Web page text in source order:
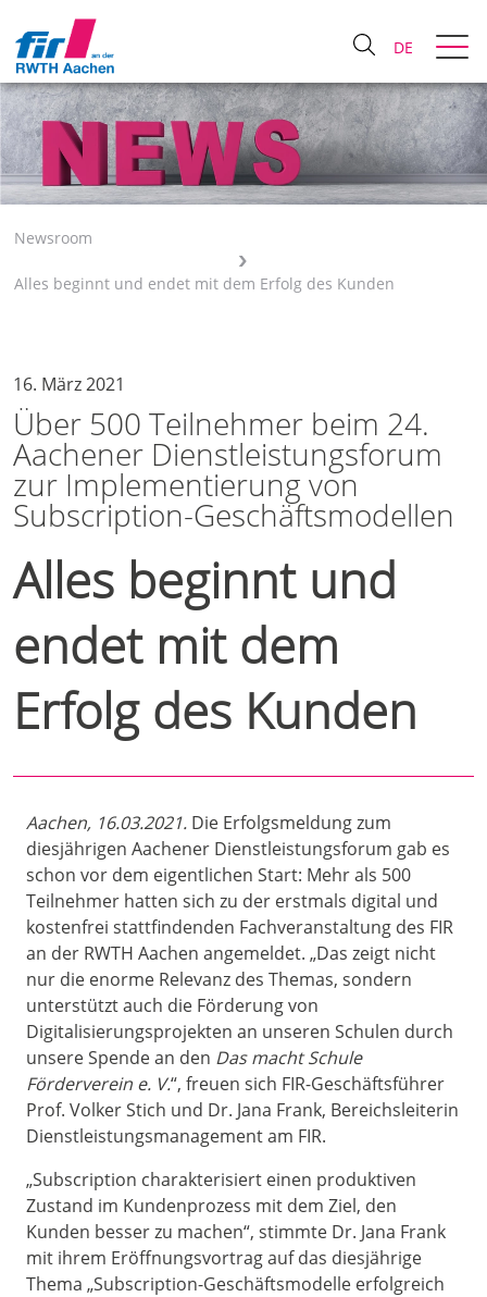
DE
Newsroom
Alles beginnt und endet mit dem Erfolg des Kunden
16. März 2021
Über 500 Teilnehmer beim 24.
Aachener Dienstleistungsforum
zur Implementierung von
Subscription-Geschäftsmodellen
Alles beginnt und
endet mit dem
Erfolg des Kunden
Aachen, 16.03.2021. Die Erfolgsmeldung zum
diesjährigen Aachener Dienstleistungsforum gab es
schon vor dem eigentlichen Start: Mehr als 500
Teilnehmer hatten sich zu der erstmals digital und
kostenfrei stattfindenden Fachveranstaltung des FIR
an der RWTH Aachen angemeldet. „Das zeigt nicht
nur die enorme Relevanz des Themas, sondern
unterstützt auch die Förderung von
Digitalisierungsprojekten an unseren Schulen durch
unsere Spende an den Das macht Schule
Förderverein e. V.“, freuen sich FIR-Geschäftsführer
Prof. Volker Stich und Dr. Jana Frank, Bereichsleiterin
Dienstleistungsmanagement am FIR.
„Subscription charakterisiert einen produktiven
Zustand im Kundenprozess mit dem Ziel, den
Kunden besser zu machen“, stimmte Dr. Jana Frank
mit ihrem Eröffnungsvortrag auf das diesjährige
Thema „Subscription-Geschäftsmodelle erfolgreich